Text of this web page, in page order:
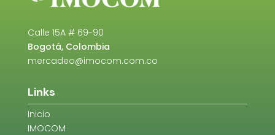
Calle 15A # 69-90
Bogotá, Colombia
mercadeo@imocom.com.co
Links
Inicio
IMOCOM